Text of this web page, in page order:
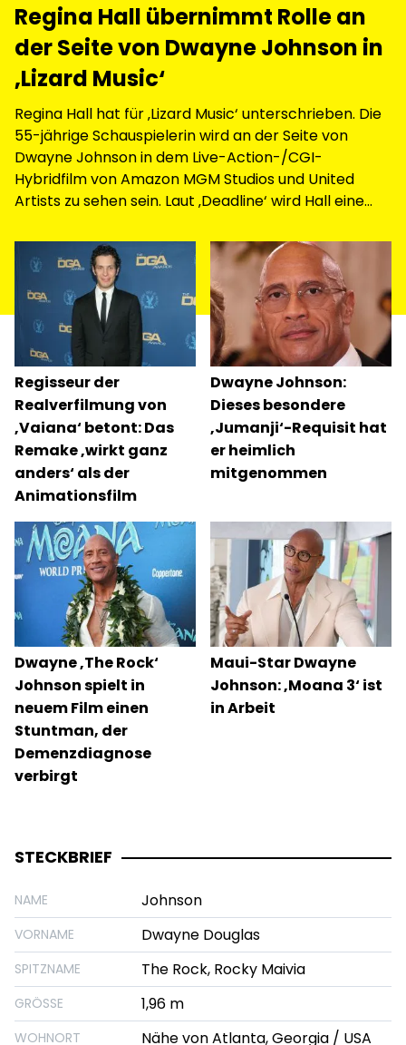
Regina Hall übernimmt Rolle an
der Seite von Dwayne Johnson in
‚Lizard Music‘
Regina Hall hat für ‚Lizard Music‘ unterschrieben. Die
55-jährige Schauspielerin wird an der Seite von
Dwayne Johnson in dem Live-Action-/CGI-
Hybridfilm von Amazon MGM Studios und United
Artists zu sehen sein. Laut ‚Deadline‘ wird Hall eine
„The Chicken Man“ spielen. Regie führt Benny
Safdie, der auch das Drehbuch geschrieben hat. […]
Regisseur der
Realverfilmung von
‚Vaiana‘ betont: Das
Remake ‚wirkt ganz
anders‘ als der
Animationsfilm
Dwayne Johnson:
Dieses besondere
‚Jumanji‘-Requisit hat
er heimlich
mitgenommen
Dwayne ‚The Rock‘
Johnson spielt in
neuem Film einen
Stuntman, der
Demenzdiagnose
verbirgt
Maui-Star Dwayne
Johnson: ‚Moana 3‘ ist
in Arbeit
STECKBRIEF
NAME Johnson
VORNAME Dwayne Douglas
SPITZNAME The Rock, Rocky Maivia
GRÖSSE 1,96 m
WOHNORT Nähe von Atlanta, Georgia / USA